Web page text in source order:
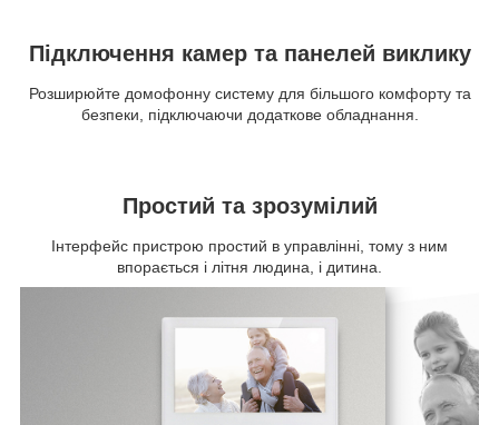
Підключення камер та панелей виклику
Розширюйте домофонну систему для більшого комфорту та
безпеки, підключаючи додаткове обладнання.
Простий та зрозумілий
Інтерфейс пристрою простий в управлінні, тому з ним
впорається і літня людина, і дитина.